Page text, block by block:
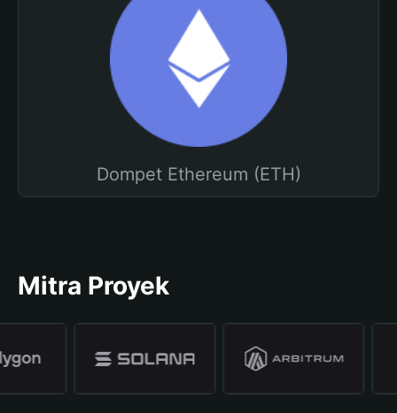
Dompet Ethereum (ETH)
Mitra Proyek